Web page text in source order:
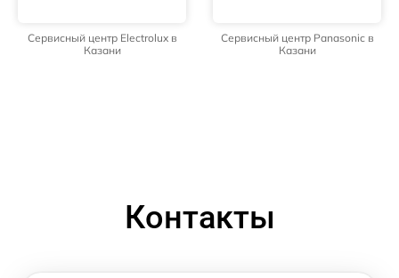
Сервисный центр Electrolux в
Казани
Сервисный центр Panasonic в
Казани
Контакты